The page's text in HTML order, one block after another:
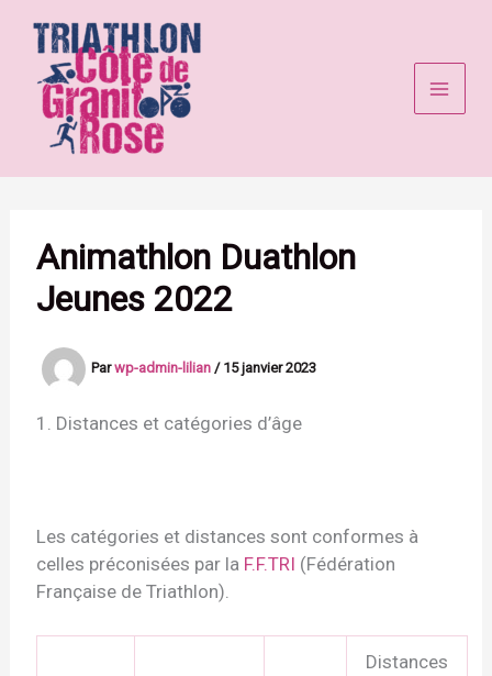
contenu
Animathlon Duathlon
Jeunes 2022
Parwp-admin-lilian/ 15 janvier 2023
1. Distances et catégories d’âge
Les catégories et distances sont conformes à
celles préconisées par la F.F.TRI (Fédération
Française de Triathlon).
Distances